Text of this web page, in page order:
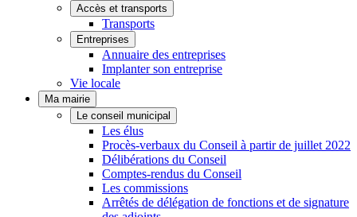
Accès et transports
Transports
Entreprises
Annuaire des entreprises
Implanter son entreprise
Vie locale
Ma mairie
Le conseil municipal
Les élus
Procès-verbaux du Conseil à partir de juillet 2022
Délibérations du Conseil
Comptes-rendus du Conseil
Les commissions
Arrêtés de délégation de fonctions et de signature